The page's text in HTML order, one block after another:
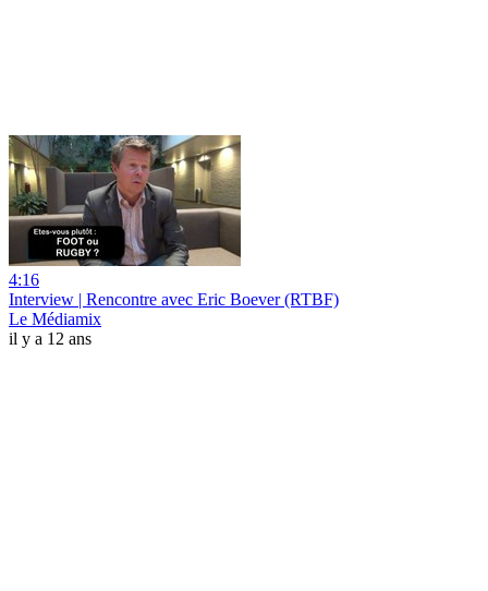
4:16
Interview | Rencontre avec Eric Boever (RTBF)
Le Médiamix
il y a 12 ans